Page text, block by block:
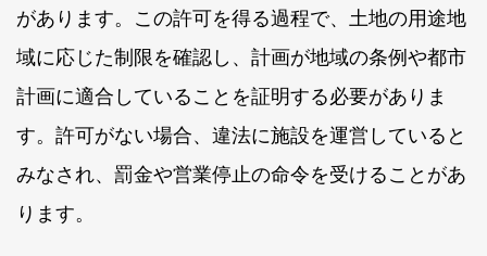
があります。この許可を得る過程で、土地の用途地
域に応じた制限を確認し、計画が地域の条例や都市
計画に適合していることを証明する必要がありま
す。許可がない場合、違法に施設を運営していると
みなされ、罰金や営業停止の命令を受けることがあ
ります。